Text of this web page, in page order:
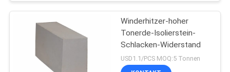
Sic Silikon-Karbid
Winderhitzer-hoher
Tonerde-Isolierstein-
Schlacken-Widerstand
USD1.1/PCS MOQ:5 Tonnen